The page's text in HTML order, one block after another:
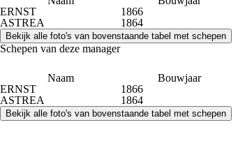
ERNST
1866
ASTREA
1864
Schepen van deze manager
Naam
Bouwjaar
ERNST
1866
ASTREA
1864